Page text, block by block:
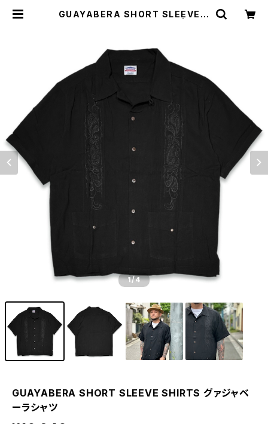
GUAYABERA SHORT SLEEVE S
1/4
GUAYABERA SHORT SLEEVE SHIRTS グァジャベ
ーラシャツ